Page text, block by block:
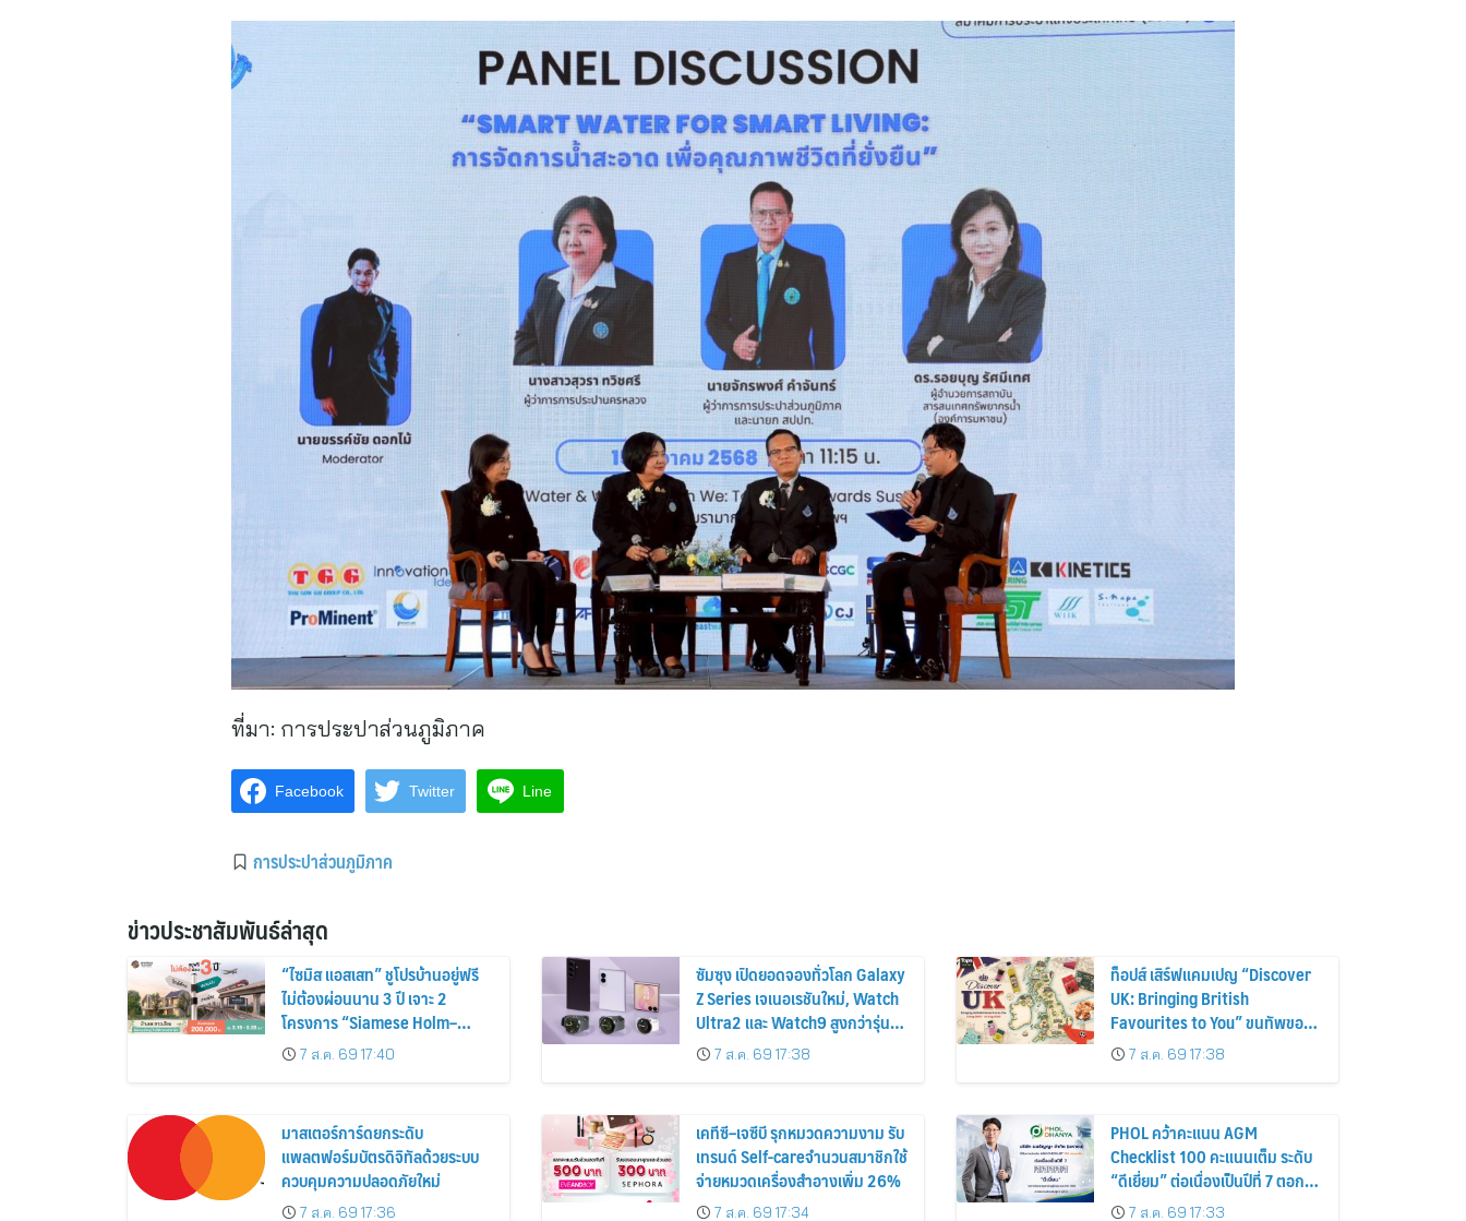
ที่มา: การประปาส่วนภูมิภาค
Facebook Twitter Line
การประปาส่วนภูมิภาค
ข่าวประชาสัมพันธ์ล่าสุด
“ไซมิส แอสเสท” ชูโปรบ้านอยู่ฟรี
ไม่ต้องผ่อนนาน 3 ปี เจาะ 2
โครงการ “Siamese Holm–
Siamese Blossom” พร้อม
ส่วนลดและสิทธิพิเศษถึง 31
7 ส.ค. 69 17:40
ซัมซุง เปิดยอดจองทั่วโลก Galaxy
Z Series เจเนอเรชันใหม่, Watch
Ultra2 และ Watch9 สูงกว่ารุ่น
ก่อนหน้ากว่า 30%
7 ส.ค. 69 17:38
ท็อปส์ เสิร์ฟแคมเปญ “Discover
UK: Bringing British
Favourites to You” ขนทัพของ
อร่อยและไอเท็มฮิตจากสหราช
อาณาจักร ส่งตรงถึงมือตั้งแต่วัน
7 ส.ค. 69 17:38
มาสเตอร์การ์ดยกระดับ
แพลตฟอร์มบัตรดิจิทัลด้วยระบบ
ควบคุมความปลอดภัยใหม่
7 ส.ค. 69 17:36
เคทีซี–เจซีบี รุกหมวดความงาม รับ
เทรนด์ Self-careจำนวนสมาชิกใช้
จ่ายหมวดเครื่องสำอางเพิ่ม 26%
7 ส.ค. 69 17:34
PHOL คว้าคะแนน AGM
Checklist 100 คะแนนเต็ม ระดับ
“ดีเยี่ยม” ต่อเนื่องเป็นปีที่ 7 ตอกย้ำ
การดำเนินธุรกิจตามหลักธรรมาภิ
7 ส.ค. 69 17:33